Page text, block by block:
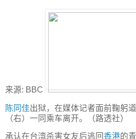
来源: BBC
陈同佳出狱，在媒体记者面前鞠躬
（右）一同乘车离开。（路透社）
承认在台湾杀害女友后逃回香港的